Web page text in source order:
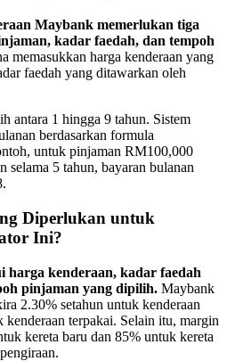
Maybank memerlukan tiga
kadar faedah, dan tempoh
memasukkan harga kenderaan yang
faedah yang ditawarkan oleh
antara 1 hingga 9 tahun. Sistem
berdasarkan formula
untuk pinjaman RM100,000
selama 5 tahun, bayaran bulanan
Diperlukan untuk
Ini?
harga kenderaan, kadar faedah
pinjaman yang dipilih. Maybank
2.30% setahun untuk kenderaan
terpakai. Selain itu, margin
kereta baru dan 85% untuk kereta